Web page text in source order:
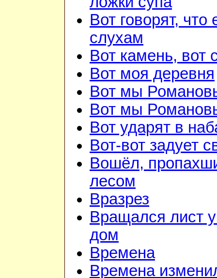
Вот говорят, что
слухам
Вот камень, вот
Вот моя деревня
Вот мы
Вот мы
Вот ударят в
Вот-вот задует
Вошёл,
лесом
Вразрез
Вращался лист
дом
Времена
Времена